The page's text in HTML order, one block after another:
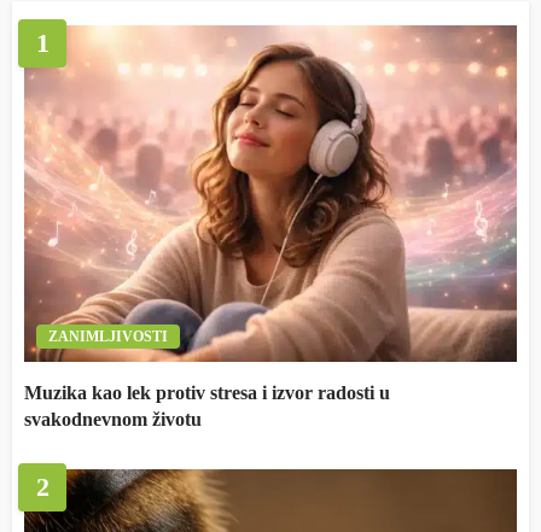
1
ZANIMLJIVOSTI
Muzika kao lek protiv stresa i izvor radosti u
svakodnevnom životu
2